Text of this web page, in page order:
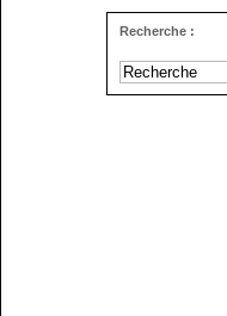
Recherche :